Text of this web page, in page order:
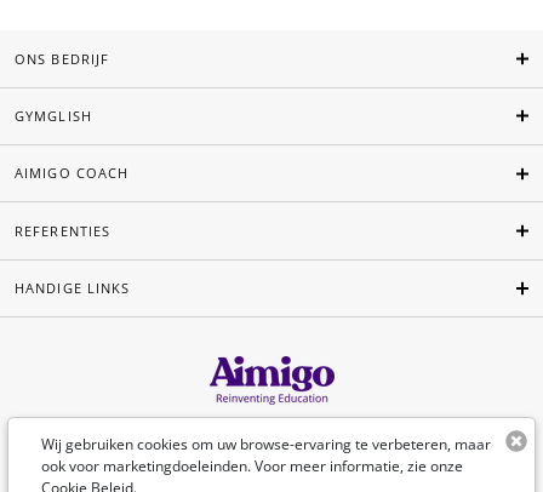
Wij gebruiken cookies om uw browse-ervaring te verbeteren, maar
ook voor marketingdoeleinden. Voor meer informatie, zie onze
Cookie Beleid.
ONS BEDRIJF
GYMGLISH
AIMIGO COACH
REFERENTIES
HANDIGE LINKS
Nederlands